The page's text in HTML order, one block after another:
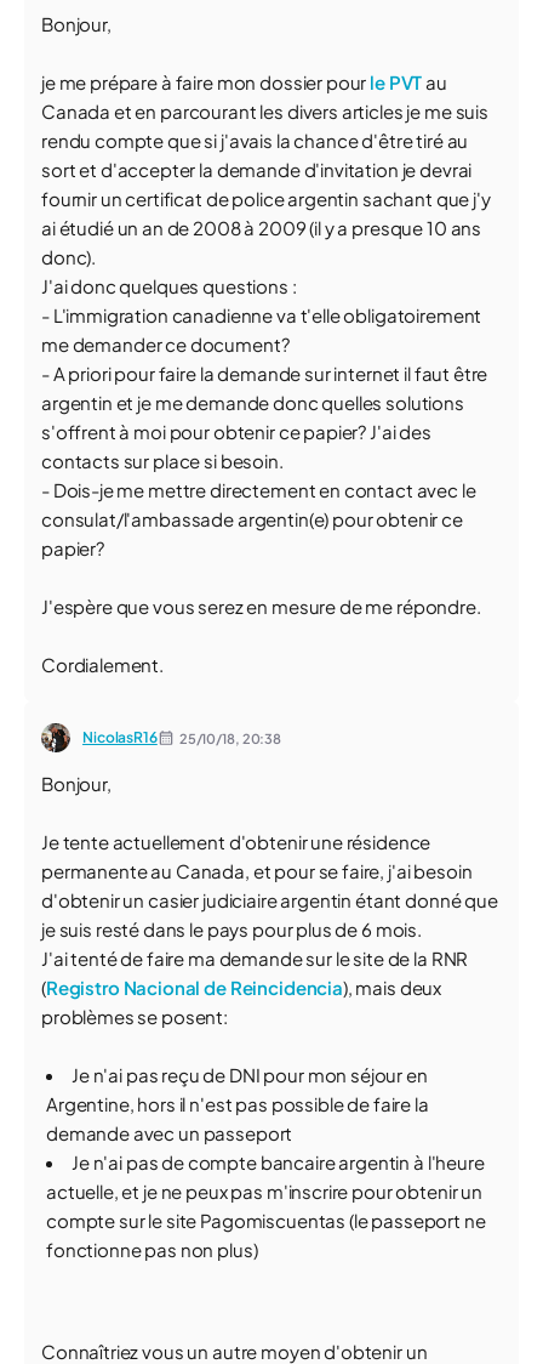
Bonjour,
je me prépare à faire mon dossier pour le PVTau
Canada et en parcourant les divers articles je me suis
rendu compte que si j'avais la chance d'être tiré au
sort et d'accepter la demande d'invitation je devrai
fournir un certificat de police argentin sachant que j'y
ai étudié un an de 2008 à 2009 (il y a presque 10 ans
donc).
J'ai donc quelques questions :
- L'immigration canadienne va t'elle obligatoirement
me demander ce document?
- A priori pour faire la demande sur internet il faut être
argentin et je me demande donc quelles solutions
s'offrent à moi pour obtenir ce papier? J'ai des
contacts sur place si besoin.
- Dois-je me mettre directement en contact avec le
consulat/l'ambassade argentin(e) pour obtenir ce
papier?
J'espère que vous serez en mesure de me répondre.
Cordialement.
NicolasR16 25/10/18, 20:38
Bonjour,
Je tente actuellement d'obtenir une résidence
permanente au Canada, et pour se faire, j'ai besoin
d'obtenir un casier judiciaire argentin étant donné que
je suis resté dans le pays pour plus de 6 mois.
J'ai tenté de faire ma demande sur le site de la RNR
(Registro Nacional de Reincidencia), mais deux
problèmes se posent:
Je n'ai pas reçu de DNI pour mon séjour en
Argentine, hors il n'est pas possible de faire la
demande avec un passeport
Je n'ai pas de compte bancaire argentin à l'heure
actuelle, et je ne peux pas m'inscrire pour obtenir un
compte sur le site Pagomiscuentas (le passeport ne
fonctionne pas non plus)
Connaîtriez vous un autre moyen d'obtenir un